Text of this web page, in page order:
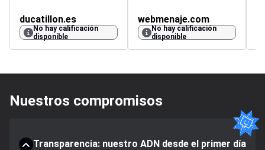
ducatillon.es
No hay calificación
disponible
webmenaje.com
No hay calificación
disponible
Nuestros compromisos
Transparencia: nuestro ADN desde el primer día